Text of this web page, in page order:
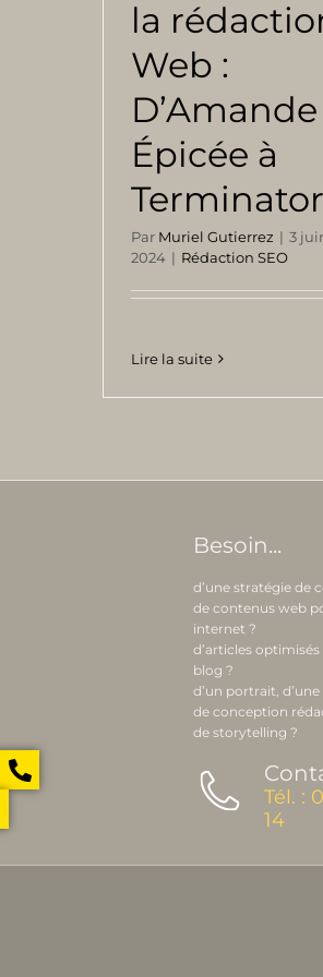
la
Web :
D’Amande
Épicée à
Par Muriel Gutierrez | 3
2024 | Rédaction SEO
Lire la suite
Besoin...
d’une stratégie de
de contenus web
internet ?
d’articles
blog ?
d’un portrait,
de conception
de storytelling ?
Tél. :
14